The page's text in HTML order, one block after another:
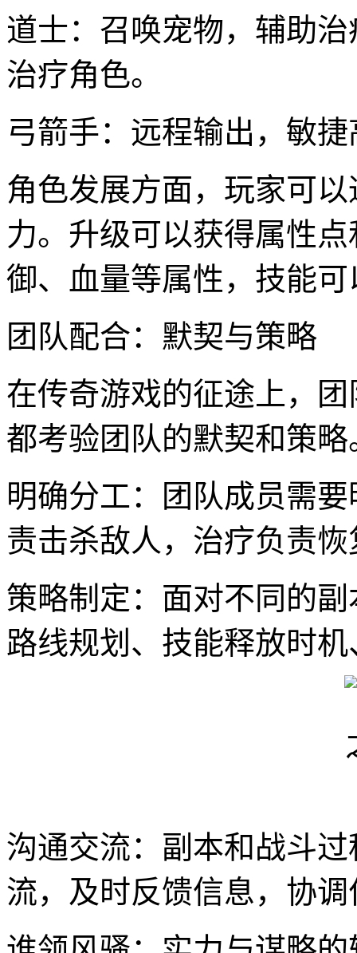
道士：召唤宠物，辅助
治疗角色。
弓箭手：远程输出，敏
角色发展方面，玩家可
力。升级可以获得属性
御、血量等属性，技能
团队配合：默契与策略
在传奇游戏的征途上，
都考验团队的默契和策略
明确分工：团队成员需
责击杀敌人，治疗负责
策略制定：面对不同的
路线规划、技能释放时
沟通交流：副本和战斗
流，及时反馈信息，协调